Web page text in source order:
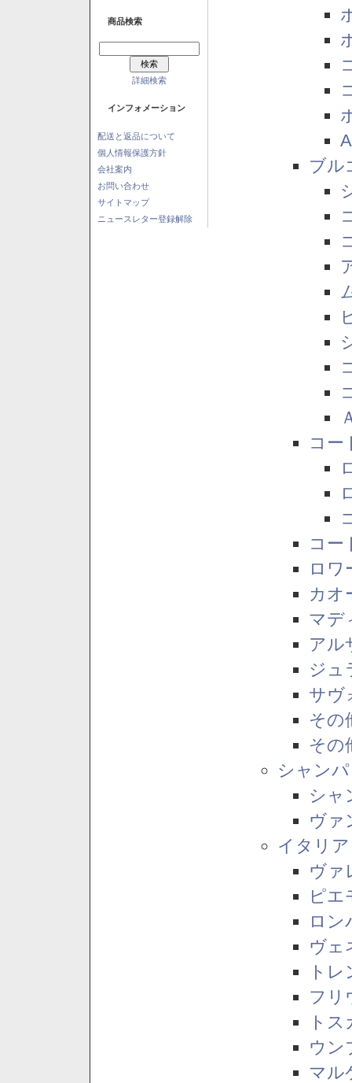
商品検索
詳細検索
インフォメーション
配送と返品について
個人情報保護方針
会社案内
お問い合わせ
サイトマップ
ニュースレター登録解除
ブル
コー
コー
ロワ
カオ
マデ
アル
ジュ
サヴ
その
その
シャン
シャ
ヴァ
イタリア
ヴァ
ピエ
ロン
ヴェ
ト
フリ
ト
ウン
マル